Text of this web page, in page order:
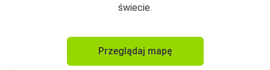
świecie.
Przeglądaj mapę